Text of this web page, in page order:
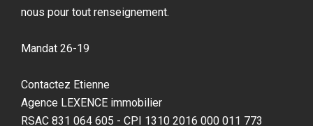
nous pour tout renseignement.
Mandat 26-19
Contactez Etienne
Agence LEXENCE immobilier
RSAC 831 064 605 - CPI 1310 2016 000 011 773